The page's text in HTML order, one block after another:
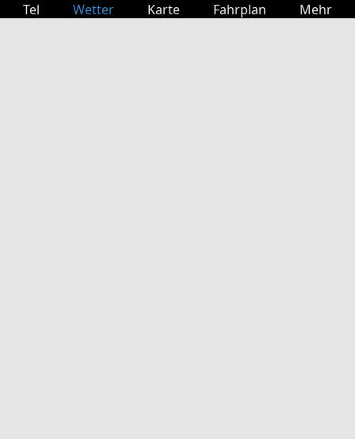
Tel Wetter Karte Fahrplan Mehr